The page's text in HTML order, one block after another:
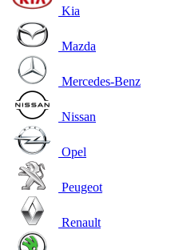
Kia
Mazda
Mercedes-Benz
Nissan
Opel
Peugeot
Renault